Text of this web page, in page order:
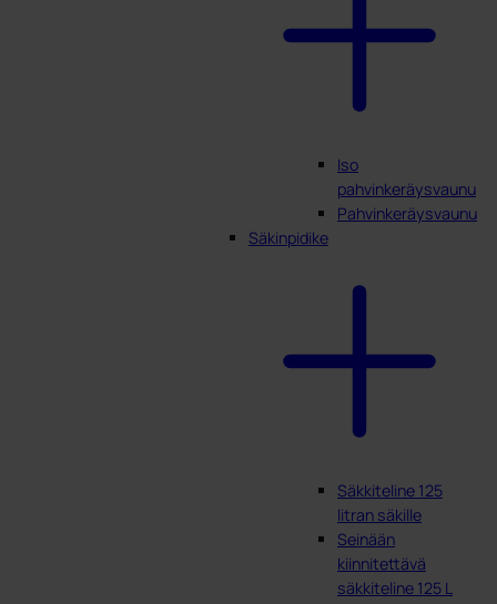
Iso
pahvinkeräysvaunu
Pahvinkeräysvaunu
Säkinpidike
Säkkiteline 125
litran säkille
Seinään
kiinnitettävä
säkkiteline 125 L